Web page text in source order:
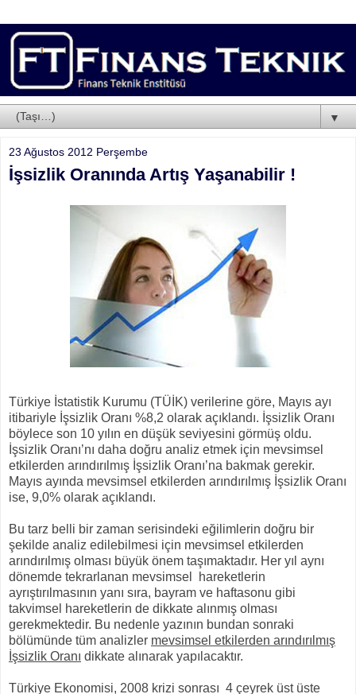
▼
23 Ağustos 2012 Perşembe
İşsizlik Oranında Artış Yaşanabilir !
Türkiye İstatistik Kurumu (TÜİK) verilerine göre, Mayıs ayı
itibariyle İşsizlik Oranı %8,2 olarak açıklandı. İşsizlik Oranı
böylece son 10 yılın en düşük seviyesini görmüş oldu.
İşsizlik Oranı’nı daha doğru analiz etmek için mevsimsel
etkilerden arındırılmış İşsizlik Oranı’na bakmak gerekir.
Mayıs ayında mevsimsel etkilerden arındırılmış İşsizlik Oranı
ise, 9,0% olarak açıklandı.
Bu tarz belli bir zaman serisindeki eğilimlerin doğru bir
şekilde analiz edilebilmesi için mevsimsel etkilerden
arındırılmış olması büyük önem taşımaktadır. Her yıl aynı
dönemde tekrarlanan mevsimsel hareketlerin
ayrıştırılmasının yanı sıra, bayram ve haftasonu gibi
takvimsel hareketlerin de dikkate alınmış olması
gerekmektedir. Bu nedenle yazının bundan sonraki
bölümünde tüm analizler mevsimsel etkilerden arındırılmış
İşsizlik Oranı dikkate alınarak yapılacaktır.
Türkiye Ekonomisi, 2008 krizi sonrası 4 çeyrek üst üste